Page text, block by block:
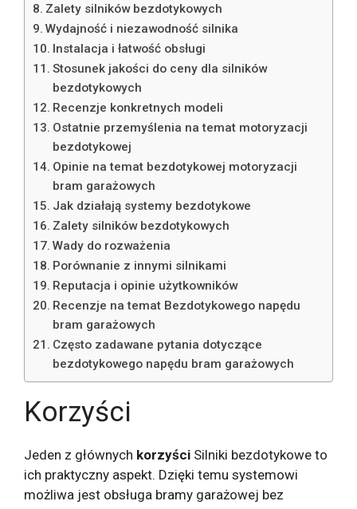
Zalety silników bezdotykowych
Wydajność i niezawodność silnika
Instalacja i łatwość obsługi
Stosunek jakości do ceny dla silników
bezdotykowych
Recenzje konkretnych modeli
Ostatnie przemyślenia na temat motoryzacji
bezdotykowej
Opinie na temat bezdotykowej motoryzacji
bram garażowych
Jak działają systemy bezdotykowe
Zalety silników bezdotykowych
Wady do rozważenia
Porównanie z innymi silnikami
Reputacja i opinie użytkowników
Recenzje na temat Bezdotykowego napędu
bram garażowych
Często zadawane pytania dotyczące
bezdotykowego napędu bram garażowych
Korzyści
Jeden z głównych korzyści Silniki bezdotykowe to
ich praktyczny aspekt. Dzięki temu systemowi
możliwa jest obsługa bramy garażowej bez